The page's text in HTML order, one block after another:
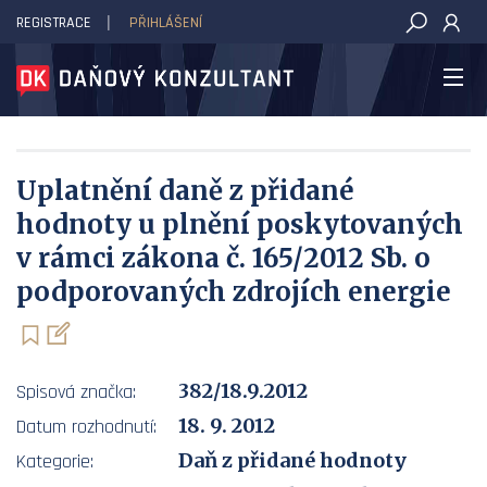
DAŇOVÝ KONZULTANT
REGISTRACE PŘIHLÁŠENÍ
Uplatnění daně z přidané
hodnoty u plnění poskytovaných
v rámci zákona č. 165/2012 Sb. o
podporovaných zdrojích energie
Spisová značka:
382/18.9.2012
Datum rozhodnutí:
18. 9. 2012
Kategorie:
Daň z přidané hodnoty